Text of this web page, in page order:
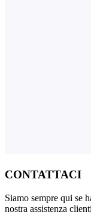
CONTATTACI
Siamo sempre qui se
nostra assistenza